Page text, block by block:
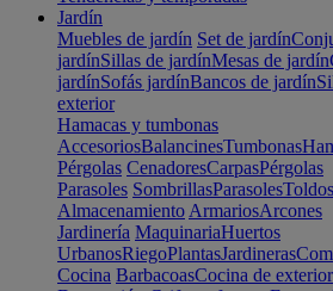
Jardín
Muebles de jardín Set de jardín
jardínSillas de jardínMesas de jardín
jardínSofás jardínBancos de jardín
exterior
Hamacas y tumbonas
AccesoriosBalancinesTumbonas
Pérgolas CenadoresCarpasPérgolas
Parasoles SombrillasParasolesToldos
Almacenamiento ArmariosArcones
Jardinería MaquinariaHuertos
UrbanosRiegoPlantasJardineras
Cocina BarbacoasCocina de exterior